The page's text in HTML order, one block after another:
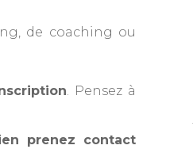
de coaching ou
. Pensez à
prenez contact